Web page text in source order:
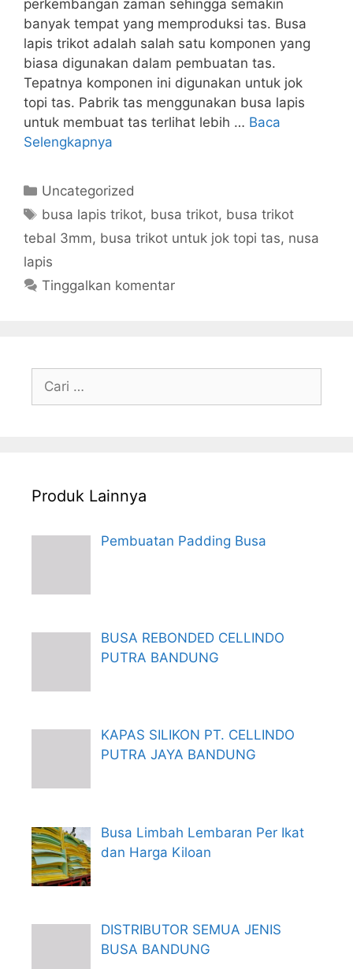
perkembangan zaman sehingga semakin
banyak tempat yang memproduksi tas. Busa
lapis trikot adalah salah satu komponen yang
biasa digunakan dalam pembuatan tas.
Tepatnya komponen ini digunakan untuk jok
topi tas. Pabrik tas menggunakan busa lapis
untuk membuat tas terlihat lebih … Baca
Selengkapnya
Kategori
Uncategorized
Tag
busa lapis trikot, busa trikot, busa trikot
tebal 3mm, busa trikot untuk jok topi tas, nusa
lapis
Tinggalkan komentar
untuk:
Produk Lainnya
Pembuatan Padding Busa
BUSA REBONDED CELLINDO
PUTRA BANDUNG
KAPAS SILIKON PT. CELLINDO
PUTRA JAYA BANDUNG
Busa Limbah Lembaran Per Ikat
dan Harga Kiloan
DISTRIBUTOR SEMUA JENIS
BUSA BANDUNG